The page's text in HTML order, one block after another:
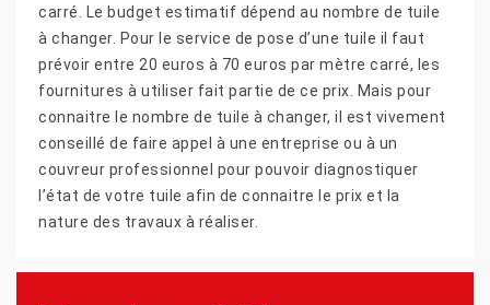
carré. Le budget estimatif dépend au nombre de tuile
à changer. Pour le service de pose d’une tuile il faut
prévoir entre 20 euros à 70 euros par mètre carré, les
fournitures à utiliser fait partie de ce prix. Mais pour
connaitre le nombre de tuile à changer, il est vivement
conseillé de faire appel à une entreprise ou à un
couvreur professionnel pour pouvoir diagnostiquer
l’état de votre tuile afin de connaitre le prix et la
nature des travaux à réaliser.